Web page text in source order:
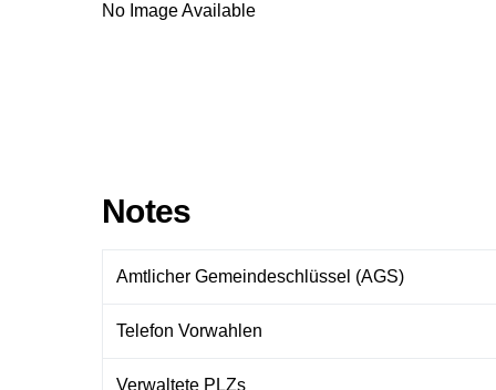
No Image Available
Notes
Amtlicher Gemeindeschlüssel (AGS)
Telefon Vorwahlen
Verwaltete PLZs